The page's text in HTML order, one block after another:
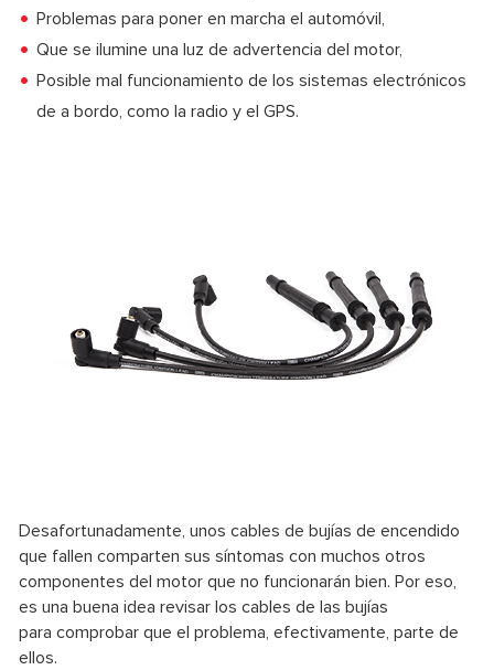
Problemas para poner en marcha el automóvil,
Que se ilumine una luz de advertencia del motor,
Posible mal funcionamiento de los sistemas electrónicos
de a bordo, como la radio y el GPS.
Desafortunadamente, unos cables de bujías de encendido
que fallen comparten sus síntomas con muchos otros
componentes del motor que no funcionarán bien. Por eso,
es una buena idea revisar los cables de las bujías
para comprobar que el problema, efectivamente, parte de
ellos.